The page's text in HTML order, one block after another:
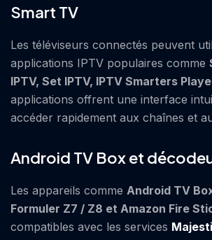
Smart TV
Les téléviseurs connectés peuvent
applications IPTV populaires comme
IPTV, Set IPTV, IPTV Smarters
applications offrent une interface
accéder rapidement aux chaînes et
Android TV Box et
Les appareils comme Android TV
Formuler Z7 / Z8 et Amazon Fire
compatibles avec les services